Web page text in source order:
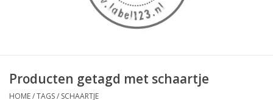
LIFESTYLE
Producten getagd met schaartje
HOME/TAGS/ SCHAARTJE